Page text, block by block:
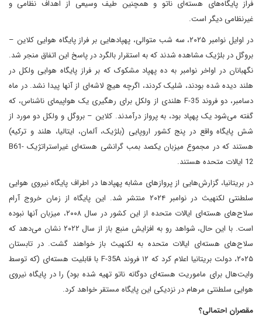
فراز پایگاه‌های هسته‌ای ناتو و همچنین طیف وسیعی از اهداف نظامی و
غیرنظامی دیگر است.
در اوایل نوامبر ۲۰۲۵، سه شب متوالی، پهپادهایی بر فراز پایگاه هوایی کلاین –
بروگل در بلژیک مشاهده شدند که به استقرار بالگرد در پاسخ این اتفاق منجر شد.
نگهبانان در اواخر نوامبر به ده پهپاد مشکوک که بر فراز پایگاه هوایی ولکل در
هلند دیده شده بودند، شلیک کردند، اگرچه هیچ لاشه‌ای از آنها پیدا نشد. در ماه
دسامبر، دو فروند F-35 هلندی از ولکل برای رهگیری یک هواپیمای ناشناس، که
گفته می‌شود یک پهپاد بود، به پرواز درآمدند. کلاین – بروگل و ولکل دو مورد از
شش پایگاه واقع در پنج کشور اروپایی (بلژیک، آلمان، ایتالیا، هلند و ترکیه)
هستند که در مجموع میزبان یکصد بمب گرانشی هسته‌ای غیراستراتژیک B61-
12 ایالات متحده هستند.
در بریتانیا، گزارش‌هایی از پروازهای مشابه پهپادها در اطراف پایگاه نیروی هوایی
سلطنتی لکنهیث در نوامبر ۲۰۲۴ منتشر شد. این پایگاه از زمان خروج آرام
سلاح‌های هسته‌ای ایالات متحده از این کشور در سال ۲۰۰۸، میزبان آنها نبوده
است. با این حال، شواهد رو به افزایش منبع باز از سال ۲۰۲۲ نشان می‌دهد که
سلاح‌های هسته‌ای ایالات متحده به لکنهیث باز خواهند گشت. در تابستان
۲۰۲۵، دولت بریتانیا اعلام کرد که ۱۲ فروند F-35A با قابلیت هسته‌ای (که توسط
وایت‌هال برای ماموریت هسته‌ای دوگانه ناتو تهیه شده بود) را در پایگاه نیروی
هوایی سلطنتی مرهام در نزدیکی این پایگاه مستقر خواهد کرد.
مقصران احتمالی؟